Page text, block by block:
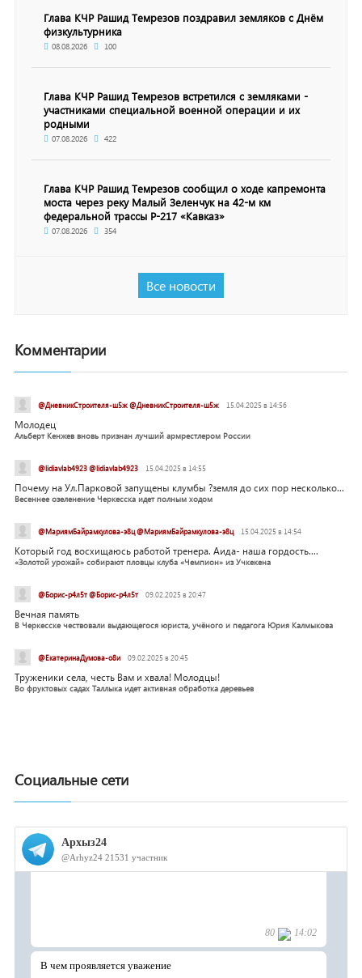
Глава КЧР Рашид Темрезов поздравил земляков с Днём
физкультурника
08.08.2026 100
Глава КЧР Рашид Темрезов встретился с земляками -
участниками специальной военной операции и их
родными
07.08.2026 422
Глава КЧР Рашид Темрезов сообщил о ходе капремонта
моста через реку Малый Зеленчук на 42-м км
федеральной трассы Р-217 «Кавказ»
07.08.2026 354
Все новости
Комментарии
@ДневникСтроителя-ш5ж @ДневникСтроителя-ш5ж 15.04.2025 в 14:56
Молодец
Альберт Кенжев вновь признан лучший армрестлером России
@lidiavlab4923 @lidiavlab4923 15.04.2025 в 14:55
Почему на Ул.Парковой запущены клумбы ?земля до сих пор несколько...
Весеннее озеленение Черкесска идет полным ходом
@МариямБайрамкулова-э8ц @МариямБайрамкулова-э8ц 15.04.2025 в 14:54
Который год восхищаюсь работой тренера. Аида- наша гордость....
«Золотой урожай» собирают пловцы клуба «Чемпион» из Учкекена
@Борис-р4л5т @Борис-р4л5т 09.02.2025 в 20:47
Вечная память
В Черкесске чествовали выдающегося юриста, учёного и педагога Юрия Калмыкова
@ЕкатеринаДумова-о8и 09.02.2025 в 20:45
Труженики села, честь Вам и хвала! Молодцы!
Во фруктовых садах Таллыка идет активная обработка деревьев
Социальные сети